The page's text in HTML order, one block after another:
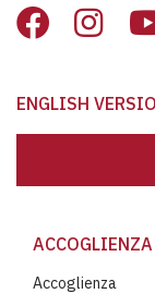
ENGLISH
ACCOGLIENZA
Accoglienza